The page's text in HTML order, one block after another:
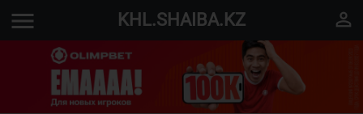
menu KHL.SHAIBA.KZ perm_identity